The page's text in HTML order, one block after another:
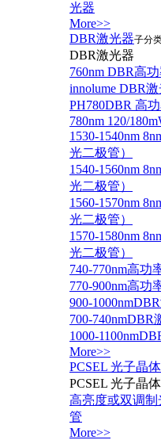
光器
More>>
DBR激光器子分
DBR激光器
760nm DBR高
innolume DBR
PH780DBR 高
780nm 120/
1530-1540nm
光二极管）
1540-1560nm
光二极管）
1560-1570nm
光二极管）
1570-1580nm
光二极管）
740-770nm高功
770-900nm高功
900-
700-740nmDBR
1000-
More>>
PCSEL 光子晶
PCSEL 光子晶
高亮度或双调制
管
More>>